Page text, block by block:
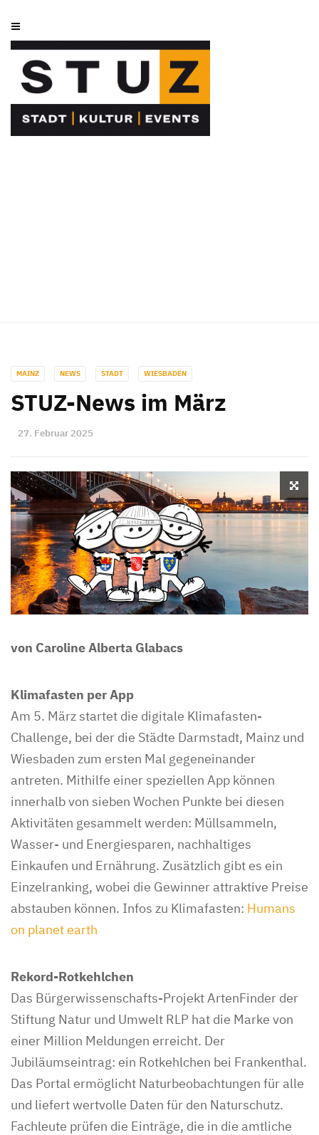
MAINZ NEWS STADT WIESBADEN
STUZ-News im März
27. Februar 2025
von Caroline Alberta Glabacs
Klimafasten per App
Am 5. März startet die digitale Klimafasten-
Challenge, bei der die Städte Darmstadt, Mainz und
Wiesbaden zum ersten Mal gegeneinander
antreten. Mithilfe einer speziellen App können
innerhalb von sieben Wochen Punkte bei diesen
Aktivitäten gesammelt werden: Müllsammeln,
Wasser- und Energiesparen, nachhaltiges
Einkaufen und Ernährung. Zusätzlich gibt es ein
Einzelranking, wobei die Gewinner attraktive Preise
abstauben können. Infos zu Klimafasten: Humans
on planet earth
Rekord-Rotkehlchen
Das Bürgerwissenschafts-Projekt ArtenFinder der
Stiftung Natur und Umwelt RLP hat die Marke von
einer Million Meldungen erreicht. Der
Jubiläumseintrag: ein Rotkehlchen bei Frankenthal.
Das Portal ermöglicht Naturbeobachtungen für alle
und liefert wertvolle Daten für den Naturschutz.
Fachleute prüfen die Einträge, die in die amtliche